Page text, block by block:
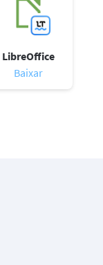
LibreOffice
Baixar